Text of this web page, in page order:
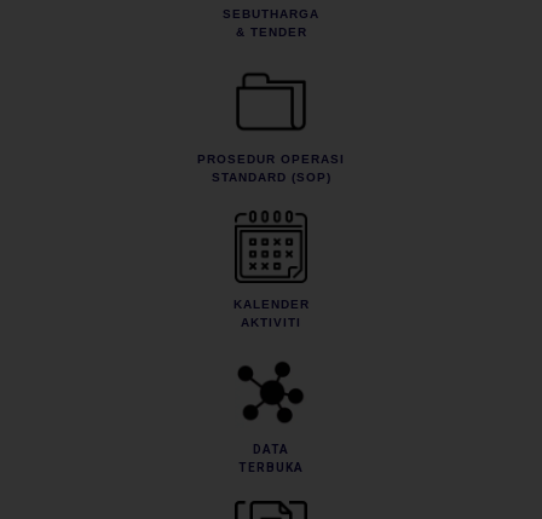
SEBUTHARGA
& TENDER
PROSEDUR OPERASI
STANDARD (SOP)
KALENDER
AKTIVITI
DATA
TERBUKA